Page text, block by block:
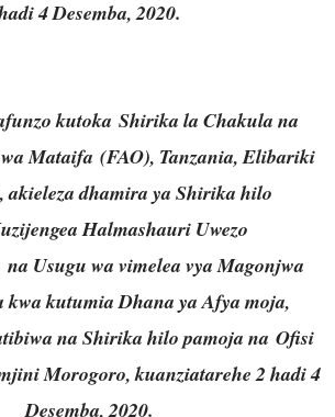
4 Desemba, 2020.
kutoka Shirika la Chakula na
Mataifa (FAO), Tanzania, Elibariki
akieleza dhamira ya Shirika hilo
Halmashauri Uwezo
Usugu wa vimelea vya Magonjwa
kwa kutumia Dhana ya Afya moja,
na Shirika hilo pamoja na Ofisi
Morogoro, kuanziatarehe 2 hadi 4
Desemba, 2020.